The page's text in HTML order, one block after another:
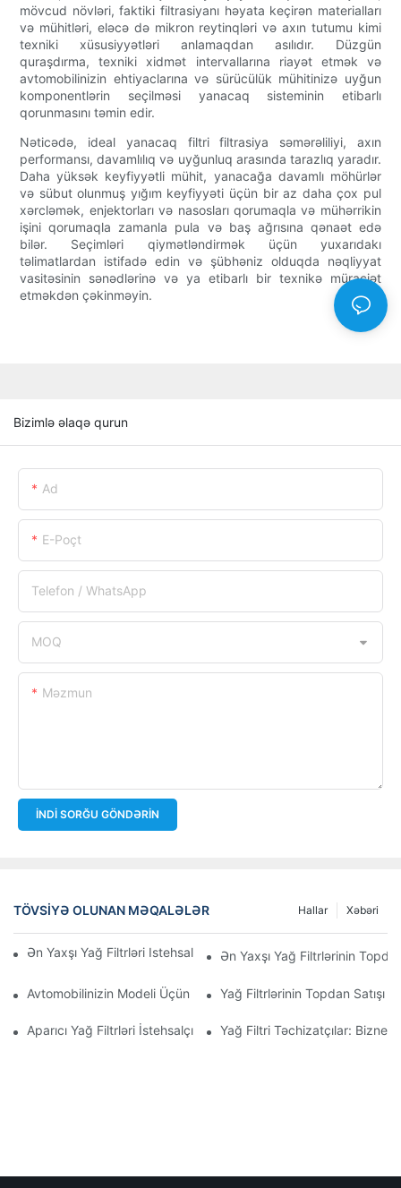
mövcud növləri, faktiki filtrasiyanı həyata keçirən materialları
və mühitləri, eləcə də mikron reytinqləri və axın tutumu kimi
texniki xüsusiyyətləri anlamaqdan asılıdır. Düzgün
quraşdırma, texniki xidmət intervallarına riayət etmək və
avtomobilinizin ehtiyaclarına və sürücülük mühitinizə uyğun
komponentlərin seçilməsi yanacaq sisteminin etibarlı
qorunmasını təmin edir.
Nəticədə, ideal yanacaq filtri filtrasiya səmərəliliyi, axın
performansı, davamlılıq və uyğunluq arasında tarazlıq yaradır.
Daha yüksək keyfiyyətli mühit, yanacağa davamlı möhürlər
və sübut olunmuş yığım keyfiyyəti üçün bir az daha çox pul
xərcləmək, enjektorları və nasosları qorumaqla və mühərrikin
işini qorumaqla zamanla pula və baş ağrısına qənaət edə
bilər. Seçimləri qiymətləndirmək üçün yuxarıdakı
təlimatlardan istifadə edin və şübhəniz olduqda nəqliyyat
vasitəsinin sənədlərinə və ya etibarlı bir texnikə müraciət
etməkdən çəkinməyin.
Bizimlə əlaqə qurun
Ad
E-Poçt
Telefon / WhatsApp
MOQ
Məzmun
İNDI SORĞU GÖNDƏRIN
TÖVSIYƏ OLUNAN MƏQALƏLƏR Xəbəri
Hallar
Ən Yaxşı Yağ Filtrləri Istehsal Edən Şirkətlər: Hərtərəfli Baxış
Ən Yaxşı Yağ Filtrlərinin
Avtomobilinizin Modeli Üçün Düzgün Yağ Filtrinin Seçilməsi:
Yağ Filtrlərinin Topdan Satışı
Aparıcı Yağ Filtrləri İstehsalçılarına Və Onların İnnovasiyalarına
Yağ Filtri Təchizatçılar: